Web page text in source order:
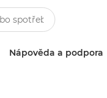
Nápověda a podpora